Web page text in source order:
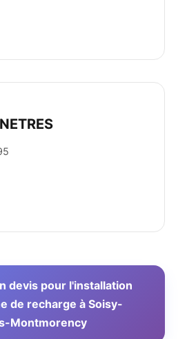
devis pour l'installation
de recharge à Soisy-
Montmorency